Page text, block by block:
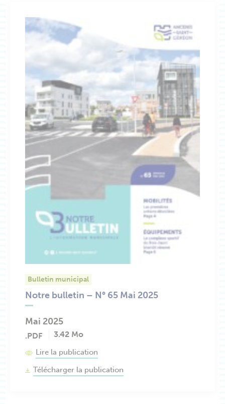
Bulletin municipal
Notre bulletin – N° 65 Mai 2025
Mai 2025
.PDF 3.42 Mo
Lire la publication
Télécharger la publication